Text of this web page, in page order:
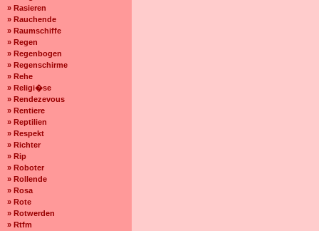
» Rasieren
» Rauchende
» Raumschiffe
» Regen
» Regenbogen
» Regenschirme
» Rehe
» Religi�se
» Rendezevous
» Rentiere
» Reptilien
» Respekt
» Richter
» Rip
» Roboter
» Rollende
» Rosa
» Rote
» Rotwerden
» Rtfm